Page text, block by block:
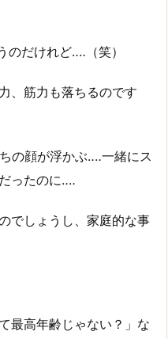
だけれど‥‥（笑）
、筋力も落ちるのです
の顔が浮かぶ‥‥一緒にス
ったのに‥‥
でしょうし、家庭的な事
最高年齢じゃない？」な